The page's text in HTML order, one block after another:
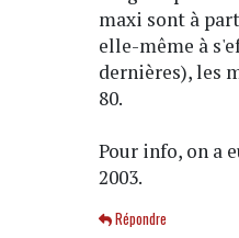
maxi sont à
elle-même à
dernières), les
80.
Pour info, on a
2003.
Répondre